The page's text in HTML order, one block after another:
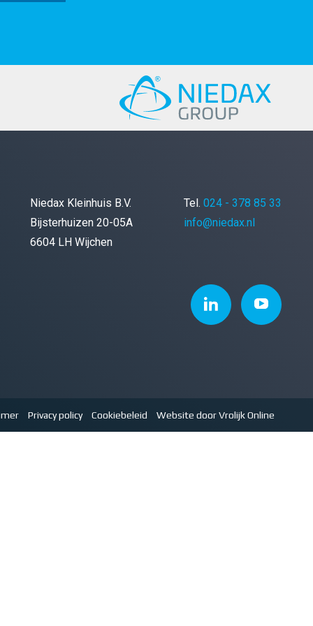
Niedax Kleinhuis B.V.
Bijsterhuizen 20-05A
6604 LH Wijchen
Tel. 024 - 378 85 33
info@niedax.nl
Privacy policy Cookiebeleid Website door Vrolijk Online